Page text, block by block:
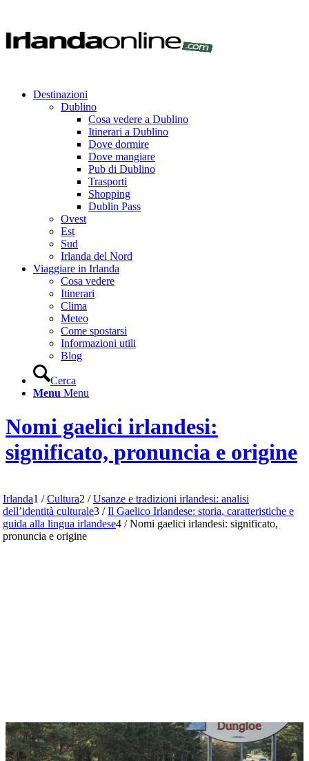
Destinazioni
Dublino
Cosa vedere a Dublino
Itinerari a Dublino
Dove dormire
Dove mangiare
Pub di Dublino
Trasporti
Shopping
Dublin Pass
Ovest
Est
Sud
Irlanda del Nord
Viaggiare in Irlanda
Cosa vedere
Itinerari
Clima
Meteo
Come spostarsi
Informazioni utili
Blog
Cerca
Menu Menu
Nomi gaelici irlandesi:
significato, pronuncia e origine
Irlanda1 / Cultura2 / Usanze e tradizioni irlandesi: analisi
dell’identità culturale3 / Il Gaelico Irlandese: storia, caratteristiche e
guida alla lingua irlandese4 / Nomi gaelici irlandesi: significato,
pronuncia e origine